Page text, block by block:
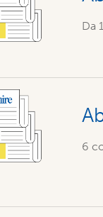
Da
6